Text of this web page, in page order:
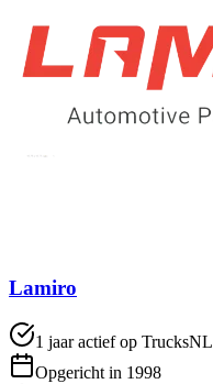
Lamiro
1 jaar actief op TrucksNL
Opgericht in 1998